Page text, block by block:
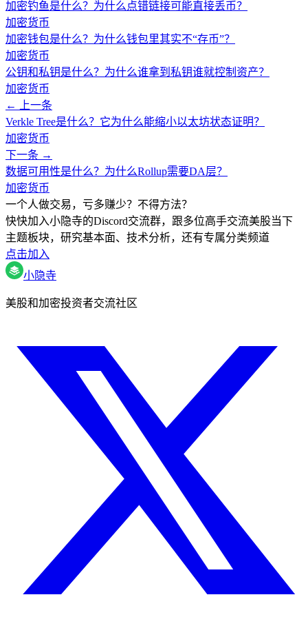
加密钓鱼是什么？为什么点错链接可能直接丢币？
加密货币
加密钱包是什么？为什么钱包里其实不“存币”？
加密货币
公钥和私钥是什么？为什么谁拿到私钥谁就控制资产？
加密货币
← 上一条
Verkle Tree是什么？它为什么能缩小以太坊状态证明？
加密货币
下一条 →
数据可用性是什么？为什么Rollup需要DA层？
加密货币
一个人做交易，亏多赚少？不得方法？
快快加入小隐寺的Discord交流群，跟多位高手交流美股当下
主题板块，研究基本面、技术分析，还有专属分类频道
点击加入
小隐寺
美股和加密投资者交流社区